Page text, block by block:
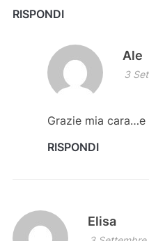
RISPONDI
Ale
3
Grazie mia
RISPONDI
Elisa